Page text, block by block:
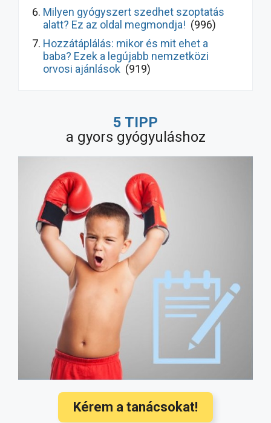
Milyen gyógyszert szedhet szoptatás
alatt? Ez az oldal megmondja! (996)
Hozzátáplálás: mikor és mit ehet a
baba? Ezek a legújabb nemzetközi
orvosi ajánlások (919)
gyógyul meg hamarabb! Ezek a legújabb
ajánlások(9570)
(7778)
A nagy probiotikum-átverés: bizonyított
hatás vs. marketing, melyik
probiotikumot vegyük? (5051)
Fitymaszűkület: így szüntethető meg a
probléma, műtét nélkül (fotókkal)
Milyen gyógyszert szedhet szoptatás
alatt? Ez az oldal megmondja! (4182)
Hozzátáplálás: mikor és mit ehet a
baba? Ezek a legújabb nemzetközi
orvosi ajánlások(3568)
Hallójárat gyulladás kezelése és
megelőzése a legújabb nemzetközi
ajánlások alapján
5 TIPP
a gyors gyógyuláshoz
Kérem a tanácsokat!